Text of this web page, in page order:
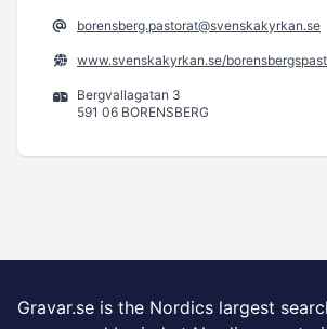
borensberg.pastorat@svenskakyrkan.se
www.svenskakyrkan.se/
Bergvallagatan 3
591 06 BORENSBERG
Gravar.se is the Nordics largest